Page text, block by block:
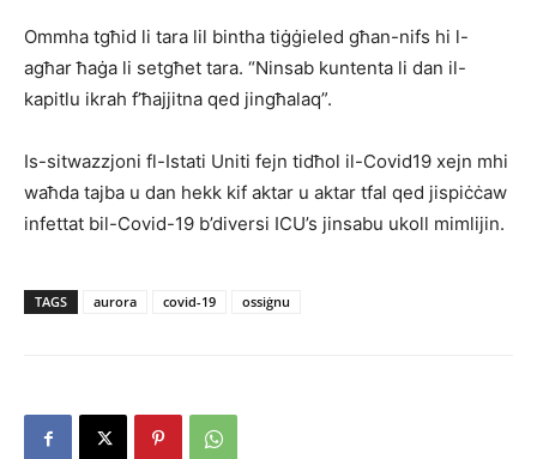
Ommha tgħid li tara lil bintha tiġġieled għan-nifs hi l-
agħar ħaġa li setgħet tara. “Ninsab kuntenta li dan il-
kapitlu ikrah f’ħajjitna qed jingħalaq”.
Is-sitwazzjoni fl-Istati Uniti fejn tidħol il-Covid19 xejn mhi
waħda tajba u dan hekk kif aktar u aktar tfal qed jispiċċaw
infettat bil-Covid-19 b’diversi ICU’s jinsabu ukoll mimlijin.
TAGS aurora covid-19 ossiġnu